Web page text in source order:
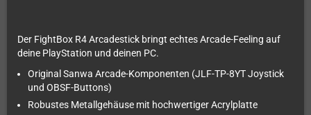
Der FightBox R4 Arcadestick bringt echtes Arcade-Feeling auf
deine PlayStation und deinen PC.
Original Sanwa Arcade-Komponenten (JLF-TP-8YT Joystick
und OBSF-Buttons)
Robustes Metallgehäuse mit hochwertiger Acrylplatte